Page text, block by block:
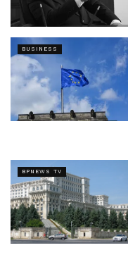
BUSINESS
BPNEWS TV